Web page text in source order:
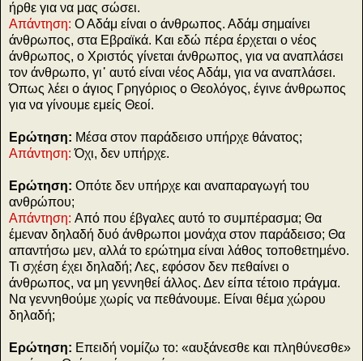
ήρθε για να μας σώσει.
Απάντηση: Ο Αδάμ είναι ο άνθρωπος. Αδάμ σημαίνει
άνθρωπος, στα Εβραϊκά. Και εδώ πέρα έρχεται ο νέος
άνθρωπος, ο Χριστός γίνεται άνθρωπος, για να αναπλάσει
τον άνθρωπο, γι᾽ αυτό είναι νέος Αδάμ, για να αναπλάσει.
Όπως λέει ο άγιος Γρηγόριος ο Θεολόγος, έγινε άνθρωπος
για να γίνουμε εμείς Θεοί.
Ερώτηση: Μέσα στον παράδεισο υπήρχε θάνατος;
Απάντηση: Όχι, δεν υπήρχε.
Ερώτηση: Οπότε δεν υπήρχε και αναπαραγωγή του
ανθρώπου;
Απάντηση: Από που έβγαλες αυτό το συμπέρασμα; Θα
έμεναν δηλαδή δυό άνθρωποι μονάχα στον παράδεισο; Θα
απαντήσω μεν, αλλά το ερώτημα είναι λάθος τοποθετημένο.
Τι σχέση έχει δηλαδή; Λες, εφόσον δεν πεθαίνει ο
άνθρωπος, να μη γεννηθεί άλλος. Δεν είπα τέτοιο πράγμα.
Να γεννηθούμε χωρίς να πεθάνουμε. Είναι θέμα χώρου
δηλαδή;
Ερώτηση: Επειδή νομίζω το: «αυξάνεσθε και πληθύνεσθε»